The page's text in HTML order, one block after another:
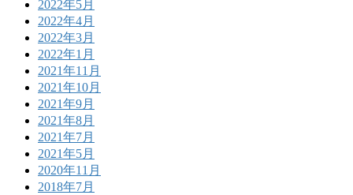
2022年5月
2022年4月
2022年3月
2022年1月
2021年11月
2021年10月
2021年9月
2021年8月
2021年7月
2021年5月
2020年11月
2018年7月